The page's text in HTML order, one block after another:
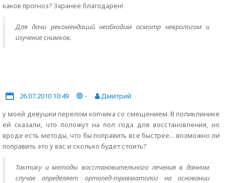
каков прогноз? Заранее благодарен!
Для дачи рекомендаций необходим осмотр неврологом и
изучение снимков.
26.07.2010 10:49 -
Дмитрий
у моей девушки перелом копчика со смещением. В поликлинике
ей сказали, что положут на пол года для восстановления, но
вроде есть методы, что бы поправить все быстрее... возможно ли
поправить это у вас и сколько будет стоить?
Тактику и методы восстановительного лечения в данном
случае определяет ортопед-травматолог на основании